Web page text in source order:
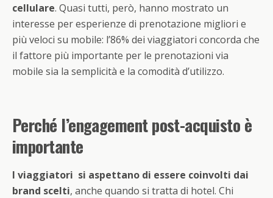
cellulare. Quasi tutti, però, hanno mostrato un
interesse per esperienze di prenotazione migliori e
più veloci su mobile: l’86% dei viaggiatori concorda che
il fattore più importante per le prenotazioni via
mobile sia la semplicità e la comodità d’utilizzo.
Perché l’engagement post-acquisto è
importante
I viaggiatori si aspettano di essere coinvolti dai
brand scelti, anche quando si tratta di hotel. Chi